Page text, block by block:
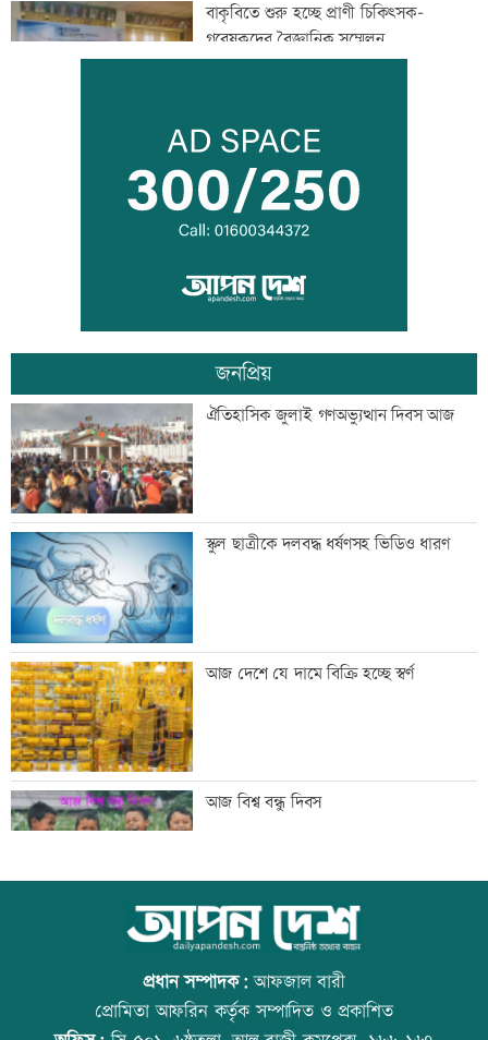
বাকৃবিতে শুরু হচ্ছে প্রাণী চিকিৎসক-
গবেষকদের বৈজ্ঞানিক সম্মেলন
বন্দরে বিস্ফোরণে একই পরিবারের ৩ জন দগ্ধ
পাঁচ আর্থিক প্রতিষ্ঠান বন্ধের অনুমোদন,
রোববার প্রশাসক নিয়োগ
ঢাকা-ময়মনসিংহ রেল যোগাযোগ স্বাভাবিক
সিঙ্গাপুর থেকে এক কার্গো এলএনজি কিনবে
সরকার
মান্দায় ২৯৬ বোতলসহ দুই মাদক কারবারি
আটক
গুরুত্বপূর্ণ ব্যক্তিদের নিয়ে অপপ্রচারের বিরুদ্ধে
সতর্ক করল পুলিশ
নিরাপত্তা পেলে দেশে ফিরতে চান সাকিব
জনপ্রিয়
ঐতিহাসিক জুলাই গণঅভ্যুত্থান দিবস আজ
স্কুল ছাত্রীকে দলবদ্ধ ধর্ষণসহ ভিডিও ধারণ
আজ দেশে যে দামে বিক্রি হচ্ছে স্বর্ণ
আজ বিশ্ব বন্ধু দিবস
কোরআন-হাদিসে নামাজ না পড়ার শাস্তি
প্রধান সম্পাদক:আফজাল বারী
প্রোমিতা আফরিন কর্তৃক সম্পাদিত ও প্রকাশিত